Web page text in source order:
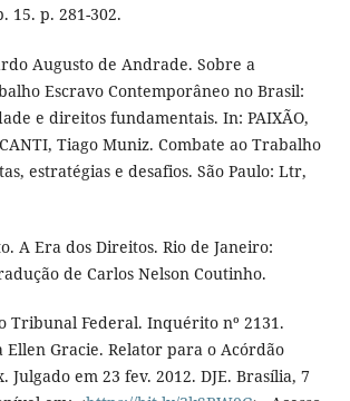
15. p. 281-302.
Augusto de Andrade. Sobre a
Escravo Contemporâneo no Brasil:
e direitos fundamentais. In: PAIXÃO,
Tiago Muniz. Combate ao Trabalho
estratégias e desafios. São Paulo: Ltr,
A Era dos Direitos. Rio de Janeiro:
de Carlos Nelson Coutinho.
Tribunal Federal. Inquérito nº 2131.
Gracie. Relator para o Acórdão
Julgado em 23 fev. 2012. DJE. Brasília, 7